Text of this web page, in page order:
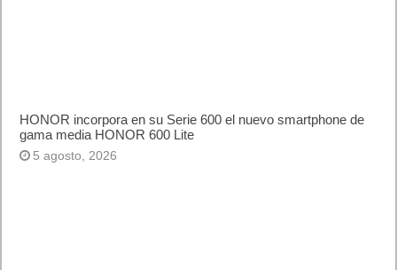
HONOR incorpora en su Serie 600 el nuevo smartphone de
gama media HONOR 600 Lite
5 agosto, 2026